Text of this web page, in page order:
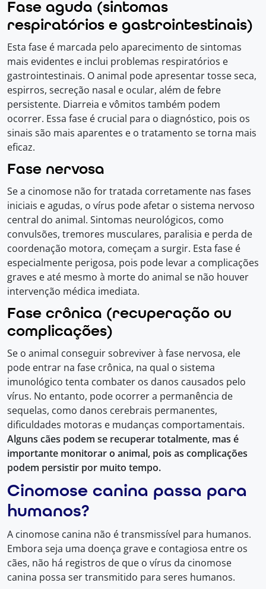
Fase aguda (sintomas
respiratórios e gastrointestinais)
Esta fase é marcada pelo aparecimento de sintomas
mais evidentes e inclui problemas respiratórios e
gastrointestinais. O animal pode apresentar tosse seca,
espirros, secreção nasal e ocular, além de febre
persistente. Diarreia e vômitos também podem
ocorrer. Essa fase é crucial para o diagnóstico, pois os
sinais são mais aparentes e o tratamento se torna mais
eficaz.
Fase nervosa
Se a cinomose não for tratada corretamente nas fases
iniciais e agudas, o vírus pode afetar o sistema nervoso
central do animal. Sintomas neurológicos, como
convulsões, tremores musculares, paralisia e perda de
coordenação motora, começam a surgir. Esta fase é
especialmente perigosa, pois pode levar a complicações
graves e até mesmo à morte do animal se não houver
intervenção médica imediata.
Fase crônica (recuperação ou
complicações)
Se o animal conseguir sobreviver à fase nervosa, ele
pode entrar na fase crônica, na qual o sistema
imunológico tenta combater os danos causados pelo
vírus. No entanto, pode ocorrer a permanência de
sequelas, como danos cerebrais permanentes,
dificuldades motoras e mudanças comportamentais.
Alguns cães podem se recuperar totalmente, mas é
importante monitorar o animal, pois as complicações
podem persistir por muito tempo.
Cinomose canina passa para
humanos?
A cinomose canina não é transmissível para humanos.
Embora seja uma doença grave e contagiosa entre os
cães, não há registros de que o vírus da cinomose
canina possa ser transmitido para seres humanos.